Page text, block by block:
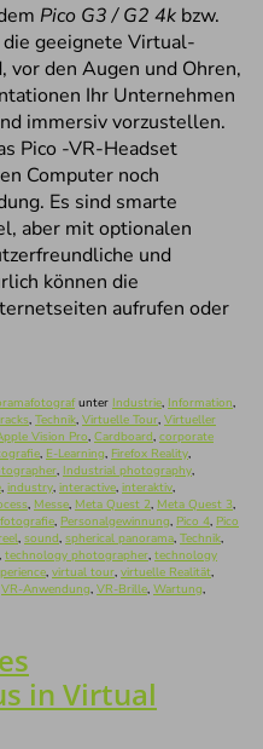
Pico G3 / G2 4k bzw.
geeignete Virtual-
vor den Augen und Ohren,
Ihr Unternehmen
immersiv vorzustellen.
Pico -VR-Headset
Computer noch
Es sind smarte
aber mit optionalen
und
können die
aufrufen oder
unter Industrie, Information,
, Technik, Virtuelle Tour, Virtueller
Vision Pro, Cardboard, corporate
, E-Learning, Firefox Reality,
, Industrial photography,
, industry, interactive, interaktiv,
, Messe, Meta Quest 2, Meta Quest 3,
, Personalgewinnung, Pico 4, Pico
, sound, spherical panorama, Technik,
, technology photographer, technology
, virtual tour, virtuelle Realität,
VR-Anwendung, VR-Brille, Wartung,
in Virtual